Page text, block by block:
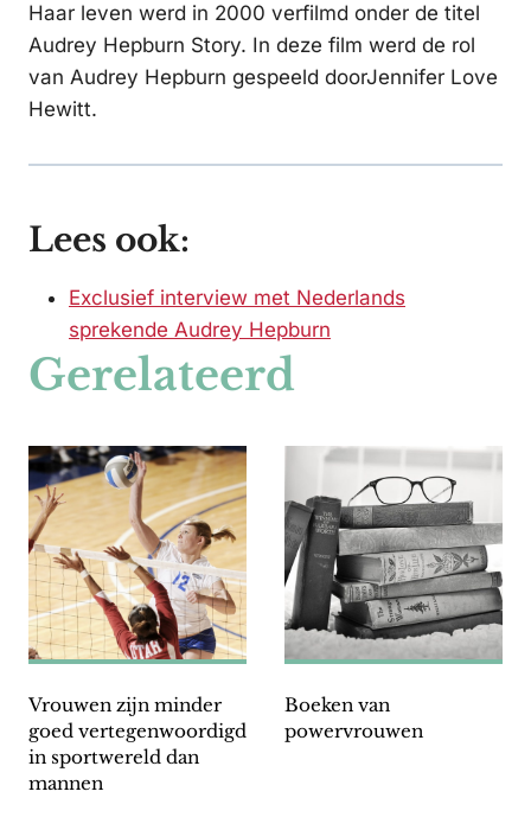
Haar leven werd in 2000 verfilmd onder de titel
Audrey Hepburn Story. In deze film werd de rol
van Audrey Hepburn gespeeld doorJennifer Love
Hewitt.
Lees ook:
Exclusief interview met Nederlands
sprekende Audrey Hepburn
Gerelateerd
Vrouwen zijn minder
goed vertegenwoordigd
in sportwereld dan
mannen
Boeken van
powervrouwen